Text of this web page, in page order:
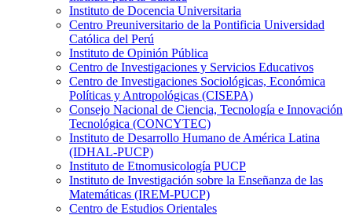
Instituto de Docencia Universitaria
Centro Preuniversitario de la Pontificia Universidad
Católica del Perú
Instituto de Opinión Pública
Centro de Investigaciones y Servicios Educativos
Centro de Investigaciones Sociológicas, Económica
Políticas y Antropológicas (CISEPA)
Consejo Nacional de Ciencia, Tecnología e Innovación
Tecnológica (CONCYTEC)
Instituto de Desarrollo Humano de América Latina
(IDHAL-PUCP)
Instituto de Etnomusicología PUCP
Instituto de Investigación sobre la Enseñanza de las
Matemáticas (IREM-PUCP)
Centro de Estudios Orientales